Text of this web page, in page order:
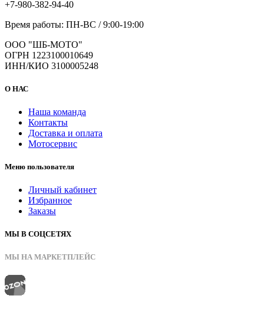
+7-980-382-94-40
Время работы: ПН-ВС / 9:00-19:00
ООО "ШБ-МОТО"
ОГРН 1223100010649
ИНН/КИО 3100005248
О НАС
Наша команда
Контакты
Доставка и оплата
Мотосервис
Меню пользователя
Личный кабинет
Избранное
Заказы
МЫ В СОЦСЕТЯХ
МЫ НА МАРКЕТПЛЕЙС